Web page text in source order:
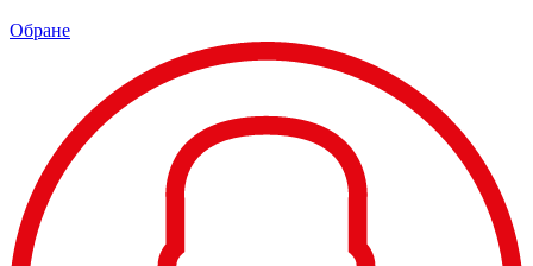
Обране